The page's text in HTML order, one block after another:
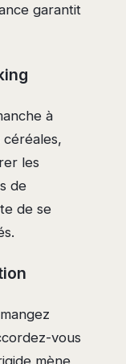
garantit
à
les
de
de se
vous